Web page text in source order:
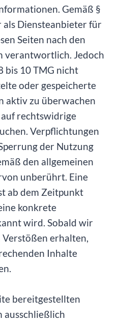
Gemäß §
als Diensteanbieter für
Seiten nach den
verantwortlich. Jedoch
bis 10 TMG nicht
oder gespeicherte
aktiv zu überwachen
rechtswidrige
Verpflichtungen
der Nutzung
den allgemeinen
unberührt. Eine
ab dem Zeitpunkt
konkrete
wird. Sobald wir
erhalten,
Inhalte
bereitgestellten
ausschließlich